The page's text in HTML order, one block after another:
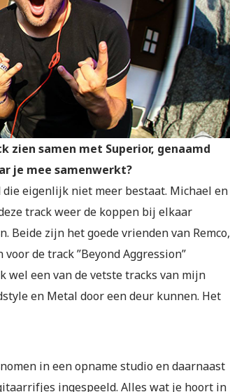
zien samen met Superior, genaamd
je mee samenwerkt?
eigenlijk niet meer bestaat. Michael en
track weer de koppen bij elkaar
Beide zijn het goede vrienden van Remco,
de track ”Beyond Aggression”
een van de vetste tracks van mijn
en Metal door een deur kunnen. Het
in een opname studio en daarnaast
ingespeeld. Alles wat je hoort in